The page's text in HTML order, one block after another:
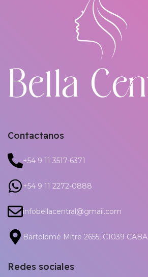
Contactanos
+54 9 11 3517-6371
+54 9 11 2272-0888
infobellacentral@gmail.com
Bartolomé Mitre 2655, C1039 CABA
Redes sociales